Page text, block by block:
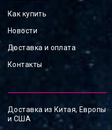
Как купить
Новости
Доставка и оплата
Контакты
Доставка из Китая, Европы
и США